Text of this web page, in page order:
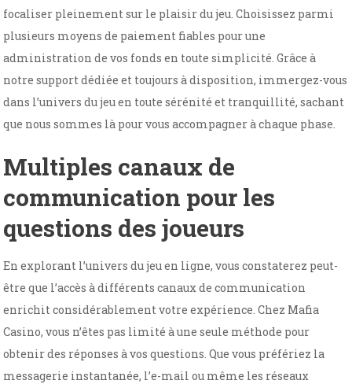
focaliser pleinement sur le plaisir du jeu. Choisissez parmi
plusieurs moyens de paiement fiables pour une
administration de vos fonds en toute simplicité. Grâce à
notre support dédiée et toujours à disposition, immergez-vous
dans l’univers du jeu en toute sérénité et tranquillité, sachant
que nous sommes là pour vous accompagner à chaque phase.
Multiples canaux de
communication pour les
questions des joueurs
En explorant l’univers du jeu en ligne, vous constaterez peut-
être que l’accès à différents canaux de communication
enrichit considérablement votre expérience. Chez Mafia
Casino, vous n’êtes pas limité à une seule méthode pour
obtenir des réponses à vos questions. Que vous préfériez la
messagerie instantanée, l’e-mail ou même les réseaux